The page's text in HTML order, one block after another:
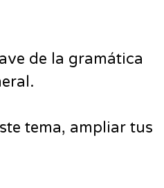
de la gramática
tema, ampliar tus